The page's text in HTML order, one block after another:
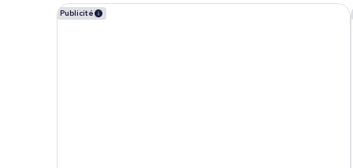
Appartement
Publicité
Mercure Paris Opéra Louvre